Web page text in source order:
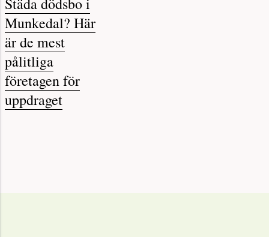
Städa dödsbo i
Munkedal? Här
är de mest
pålitliga
företagen för
uppdraget